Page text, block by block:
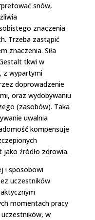
snów,
znaczenia
Trzeba zastąpić
znaczenia. Siła
tkwi w
z wypartymi
doprowadzenie
oraz wydobywaniu
(zasobów). Taka
uwalnia
kompensuje
źródło zdrowia.
i sposobowi
uczestników
momentach pracy
w